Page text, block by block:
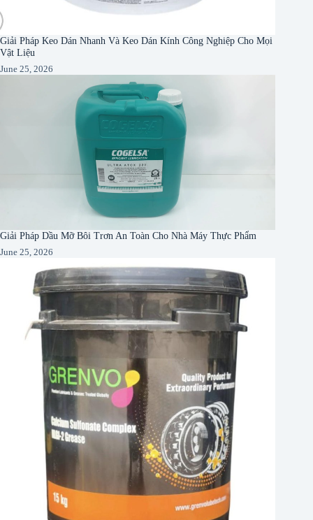
Giải Pháp Keo Dán Nhanh Và Keo Dán Kính Công Nghiệp Cho Mọi
Vật Liệu
June 25, 2026
Giải Pháp Dầu Mỡ Bôi Trơn An Toàn Cho Nhà Máy Thực Phẩm
June 25, 2026